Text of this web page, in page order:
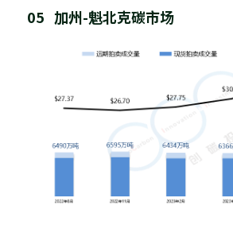
05   加州-魁北克碳市场